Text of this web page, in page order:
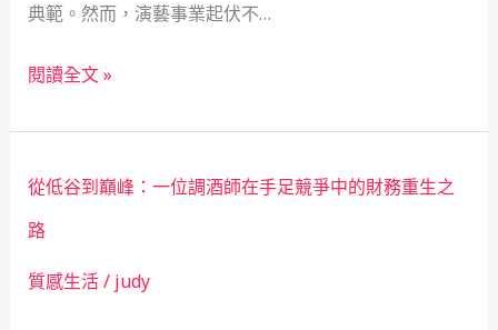
旅
深
務
的
默
融
歷
典範。然而，演藝事業起伏不…
資
演
的
財
重
閱讀全文 »
從低谷到巔峰：一位調酒師在手足競爭中的財務重生之
路
質感生活/ judy